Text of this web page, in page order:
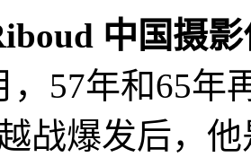
中国摄
，57年和65年
战爆发后，